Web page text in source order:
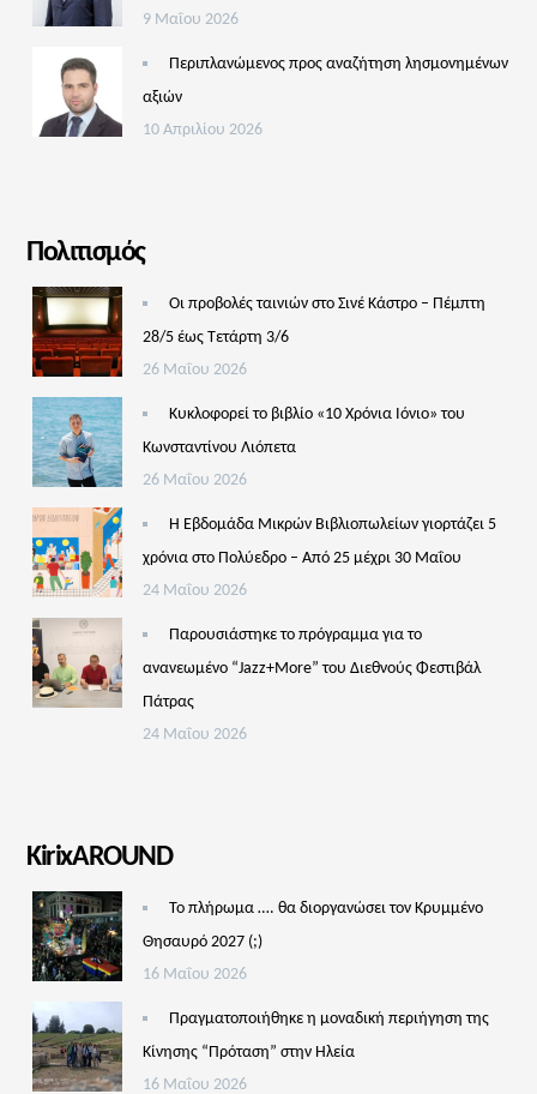
9 Μαΐου 2026
Περιπλανώμενος προς αναζήτηση λησμονημένων
αξιών
10 Απριλίου 2026
Πολιτισμός
Οι προβολές ταινιών στο Σινέ Κάστρο – Πέμπτη
28/5 έως Τετάρτη 3/6
26 Μαΐου 2026
Κυκλοφορεί το βιβλίο «10 Χρόνια Ιόνιο» του
Κωνσταντίνου Λιόπετα
26 Μαΐου 2026
Η Εβδομάδα Μικρών Βιβλιοπωλείων γιορτάζει 5
χρόνια στο Πολύεδρο – Από 25 μέχρι 30 Μαΐου
24 Μαΐου 2026
Παρουσιάστηκε το πρόγραμμα για το
ανανεωμένο “Jazz+More” του Διεθνούς Φεστιβάλ
Πάτρας
24 Μαΐου 2026
KirixAROUND
Το πλήρωμα …. θα διοργανώσει τον Κρυμμένο
Θησαυρό 2027 (;)
16 Μαΐου 2026
Πραγματοποιήθηκε η μοναδική περιήγηση της
Κίνησης “Πρόταση” στην Ηλεία
16 Μαΐου 2026